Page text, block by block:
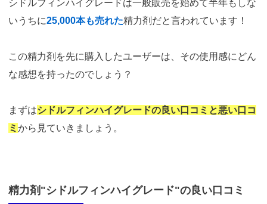
シドルフィンハイグレードは一般販売を始めて半年もしな
いうちに25,000本も売れた精力剤だと言われています！
この精力剤を先に購入したユーザーは、その使用感にどん
な感想を持ったのでしょう？
まずはシドルフィンハイグレードの良い口コミと悪い口コ
ミ から見ていきましょう。
精力剤"シドルフィンハイグレード"の良い口コミ